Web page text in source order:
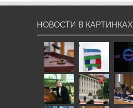
НОВОСТИ В КАРТИНКАХ